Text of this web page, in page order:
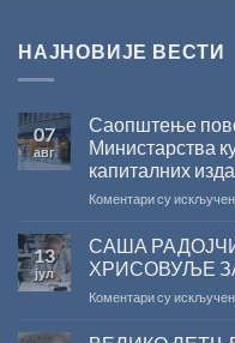
НАЈНОВИЈЕ ВЕСТИ
07
авг
Саопштење
Министарства
капиталних
Коментари су
13
јул
САША
ХРИСОВУЉЕ
Коментари су